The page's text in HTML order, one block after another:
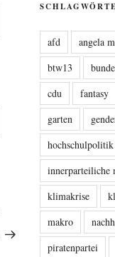
Nächster
Beitrag
afd angela
btw13
cdu
fantasy
garten
hochschulpolitik
innerparteiliche
klimakrise
makro
piratenpartei